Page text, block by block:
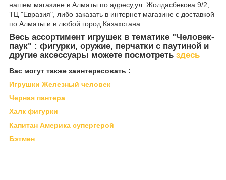
нашем магазине в Алматы по адресу,ул. Жолдасбекова 9/2,
ТЦ "Евразия", либо заказать в интернет магазине с доставкой
по Алматы и в любой город Казахстана.
Весь ассортимент игрушек в тематике "Человек-
паук" : фигурки, оружие, перчатки с паутиной и
другие аксессуары можете посмотреть здесь
Вас могут также заинтересовать :
Игрушки Железный человек
Черная пантера
Халк фигурки
Капитан Америка супергерой
Бэтмен